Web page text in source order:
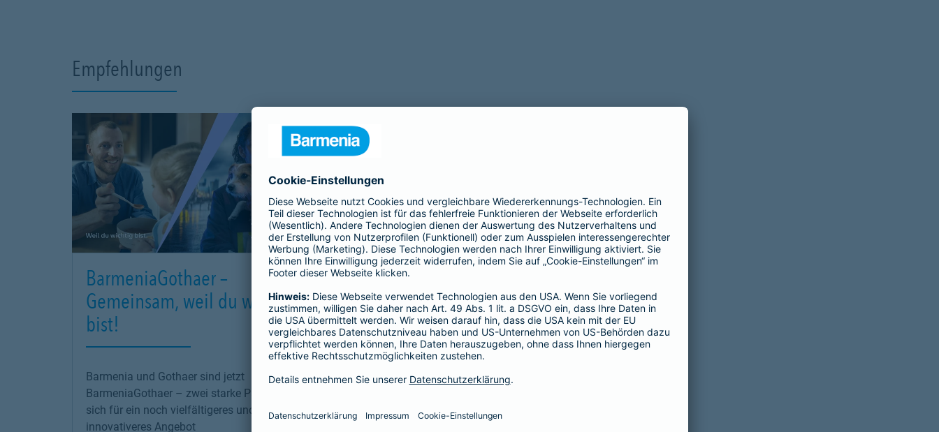
Planen Sie Ihre Zukunft mit einer maßgeschneiderten Altersvorsorge. Unsere Finanzberater zeigen
Ihnen die besten Möglichkeiten, um im Alter finanziell abgesichert zu sein. Dazu gehören staatlich
geförderte Altersvorsorgeprodukte wie die Riester-Rente oder die Rürup-Rente sowie private
Rentenversicherungen.
Profitieren Sie von unserer langjährigen Erfahrung und unserem umfangreichen Netzwerk in der
Versicherungs- und Finanzbranche. Besuchen Sie uns in unserem Büro oder kontaktieren Sie uns
telefonisch oder per E-Mail für eine unverbindliche Erstberatung. Unsere Experten sind jederzeit für
Sie da und helfen Ihnen, die besten Versicherungs- und Finanzlösungen zu finden.Ihr Firmenname –
Persönliche Beratung, maßgeschneiderte Lösungen, beste Angebote in den Bereichen
Versicherungen und Finanzprodukte.
Empfehlungen
BarmeniaGothaer –
Gemeinsam, weil du wichtig
bist!
Barmenia und Gothaer sind jetzt
BarmeniaGothaer – zwei starke Partner, die
sich für ein noch vielfältigeres und
innovativeres Angebot
Beamtenabsicherung
Als Beamtenanwärter oder Beamter braucht
es eine Absicherung, die genau zu einem
passt: unsereprivate Krankenversicherung
für Beamtenanwärter und Beamte. Sie
und passt sich mit optimalen Leistungen